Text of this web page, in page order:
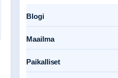
Blogi
Maailma
Paikalliset